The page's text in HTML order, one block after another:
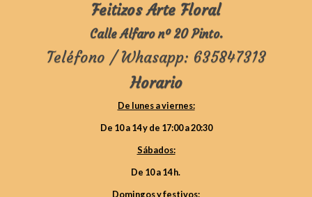
Feitizos Arte Floral
Calle Alfaro nº 20 Pinto.
Teléfono / Whasapp: 635847313
Horario
De lunes a viernes:
De 10 a 14 y de 17:00 a 20:30
Sábados:
De 10 a 14 h.
Domingos y festivos: